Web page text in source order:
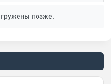
позже.